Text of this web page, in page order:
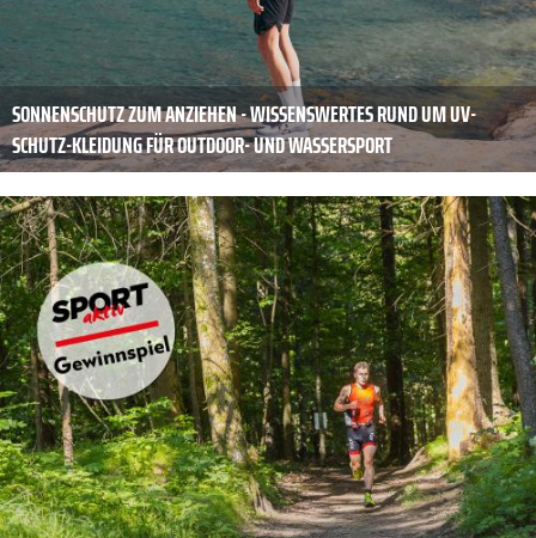
SONNENSCHUTZ ZUM ANZIEHEN - WISSENSWERTES RUND UM UV-
SCHUTZ-KLEIDUNG FÜR OUTDOOR- UND WASSERSPORT